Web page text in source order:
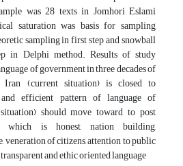
was 28 texts in Jomhori Eslami
saturation was basis for sampling
sampling in first step and snowball
in Delphi method. Results of study
of government in three decades of
(current situation) is closed to
and efficient pattern of language of
should move toward to post
which is honest, nation building,
veneration of citizens, attention to public
and ethic oriented language